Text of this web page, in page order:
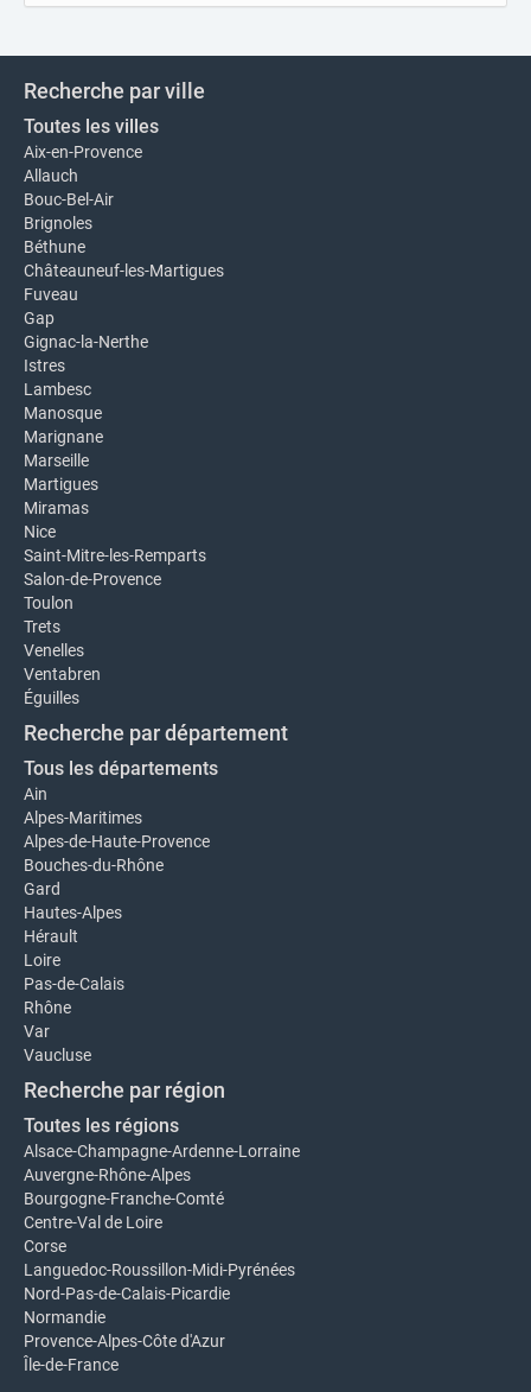
Recherche par ville
Toutes les villes
Aix-en-Provence
Allauch
Bouc-Bel-Air
Brignoles
Béthune
Châteauneuf-les-Martigues
Fuveau
Gap
Gignac-la-Nerthe
Istres
Lambesc
Manosque
Marignane
Marseille
Martigues
Miramas
Nice
Saint-Mitre-les-Remparts
Salon-de-Provence
Toulon
Trets
Venelles
Ventabren
Éguilles
Recherche par département
Tous les départements
Ain
Alpes-Maritimes
Alpes-de-Haute-Provence
Bouches-du-Rhône
Gard
Hautes-Alpes
Hérault
Loire
Pas-de-Calais
Rhône
Var
Vaucluse
Recherche par région
Toutes les régions
Alsace-Champagne-Ardenne-Lorraine
Auvergne-Rhône-Alpes
Bourgogne-Franche-Comté
Centre-Val de Loire
Corse
Languedoc-Roussillon-Midi-Pyrénées
Nord-Pas-de-Calais-Picardie
Normandie
Provence-Alpes-Côte d'Azur
Île-de-France